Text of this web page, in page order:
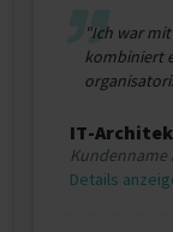
"Ich war
kombiniert
IT-
Details